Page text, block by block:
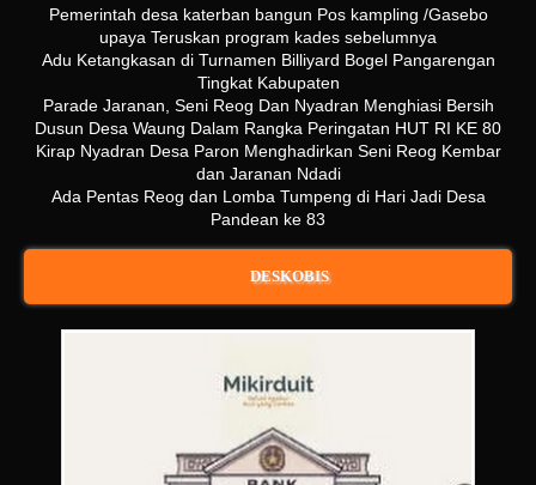
Pemerintah desa katerban bangun Pos kampling /Gasebo
upaya Teruskan program kades sebelumnya
Adu Ketangkasan di Turnamen Billiyard Bogel Pangarengan
Tingkat Kabupaten
Parade Jaranan, Seni Reog Dan Nyadran Menghiasi Bersih
Dusun Desa Waung Dalam Rangka Peringatan HUT RI KE 80
Kirap Nyadran Desa Paron Menghadirkan Seni Reog Kembar
dan Jaranan Ndadi
Ada Pentas Reog dan Lomba Tumpeng di Hari Jadi Desa
Pandean ke 83
DESKOBIS